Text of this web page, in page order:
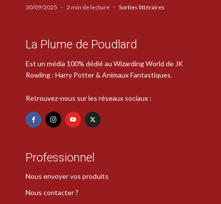
30/09/2025 2 min de lecture Sorties littéraires
La Plume de Poudlard
Est un média 100% dédié au Wizarding World de JK
Rowling : Harry Potter & Animaux Fantastiques.
Retrouvez-nous sur les réseaux sociaux :
Professionnel
Nous envoyer vos produits
Nous contacter ?